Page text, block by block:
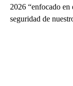
2026 “enfocado
seguridad de